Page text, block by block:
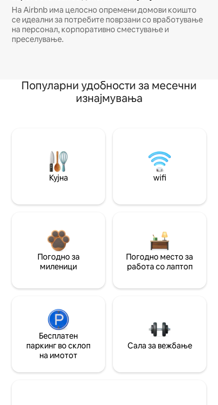
На Airbnb има целосно опремени домови коишто
се идеални за потребите поврзани со вработување
на персонал, корпоративно сместување и
преселување.
Популарни удобности за месечни
изнајмувања
Кујна wifi
Погодно за
миленици
Погодно место за
работа со лаптоп
Бесплатен
паркинг во склоп
на имотот
Сала за вежбање